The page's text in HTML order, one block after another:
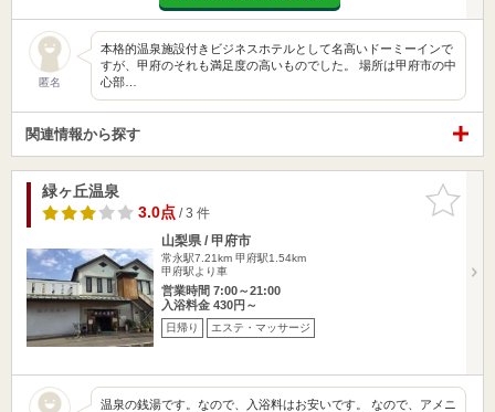
匿名
本格的温泉施設付きビジネスホテルとして名高いドーミーインで
すが、甲府のそれも満足度の高いものでした。 場所は甲府市の中
心部…
関連情報から探す
お気に入
りに追加
緑ヶ丘温泉
3.0点/ 3 件
山梨県 / 甲府市
常永駅7.21km 甲府駅1.54km
甲府駅より車
営業時間 7:00～21:00
入浴料金 430円～
日帰り エステ・マッサージ
温泉の銭湯です。なので、入浴料はお安いです。 なので、アメニ